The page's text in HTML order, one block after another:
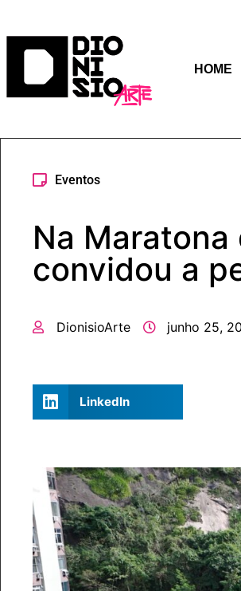
HOME
Eventos
Na
convidou a
DionisioArte junho 25,
LinkedIn